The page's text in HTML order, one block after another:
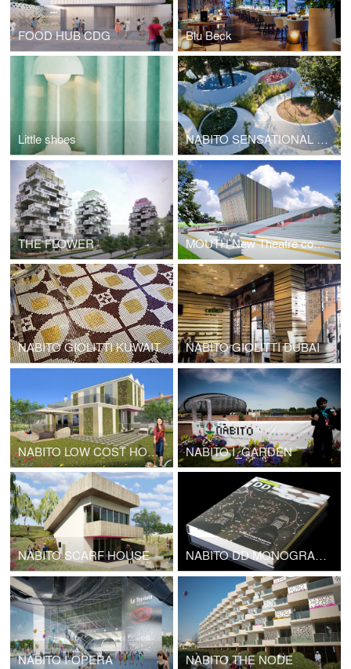
FOOD HUB CDG Blu Beck
Little shoes NABITO SENSATIONAL GARDEN
THE FLOWER MOUTH New Theatre complex center
NABITO GIOLITTI KUWAIT NABITO GIOLITTI DUBAI
NABITO LOW COST HOUSE NABITO I_GARDEN
NABITO SCARF HOUSE NABITO DD MONOGRAPH
NABITO I-OPERA NABITO THE NODE